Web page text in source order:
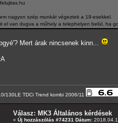
nagyon szép munkát végeztek a 19-esekkel.
el van dugva a műhely a telephelyen belül, ha
Mert árak nincsenek kinn...
130LE TDCi Trend kombi 2006/11
Válasz: MK3 Általános kérdések
« Új hozzászólás #74231 Dátum: